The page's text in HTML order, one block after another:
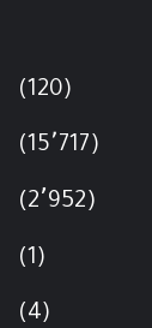
(120)
(15٬717)
(2٬952)
(1)
(4)